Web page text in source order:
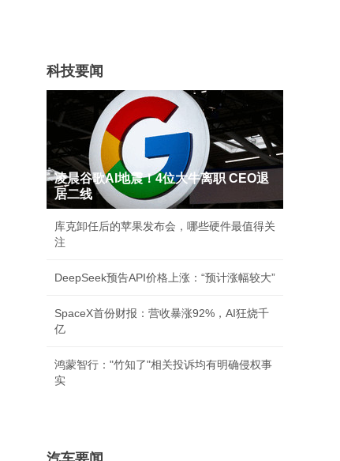
科技要闻
凌晨谷歌AI地震！4位大牛离职 CEO退
居二线
库克卸任后的苹果发布会，哪些硬件最值得关
注
DeepSeek预告API价格上涨：“预计涨幅较大”
SpaceX首份财报：营收暴涨92%，AI狂烧千
亿
鸿蒙智行："竹知了"相关投诉均有明确侵权事
实